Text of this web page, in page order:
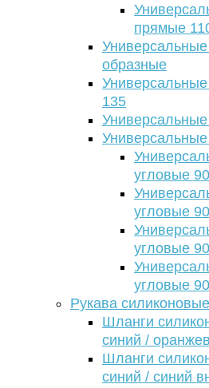
прямые
образные
135
угловые
угловые
угловые
угловые
Рукава
Шланги
синий /
Шланги
синий / синий